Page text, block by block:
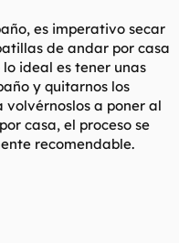
es imperativo secar
de andar por casa
ideal es tener unas
y quitarnos los
a poner al
casa, el proceso se
recomendable.